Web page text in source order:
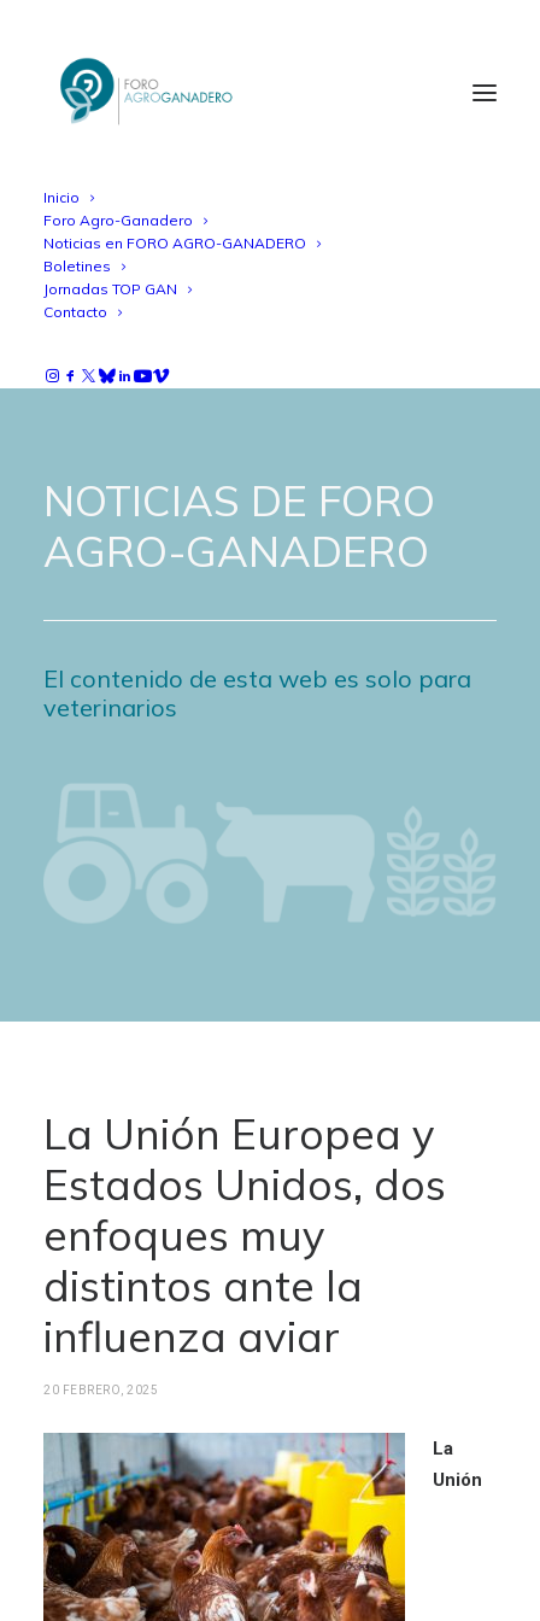
Inicio
Foro Agro-Ganadero
Noticias en FORO AGRO-GANADERO
Boletines
Jornadas TOP GAN
Contacto
NOTICIAS DE FORO
AGRO-GANADERO
El contenido de esta web es solo para
veterinarios
La Unión Europea y
Estados Unidos, dos
enfoques muy
distintos ante la
influenza aviar
20 FEBRERO, 2025
La
Unión